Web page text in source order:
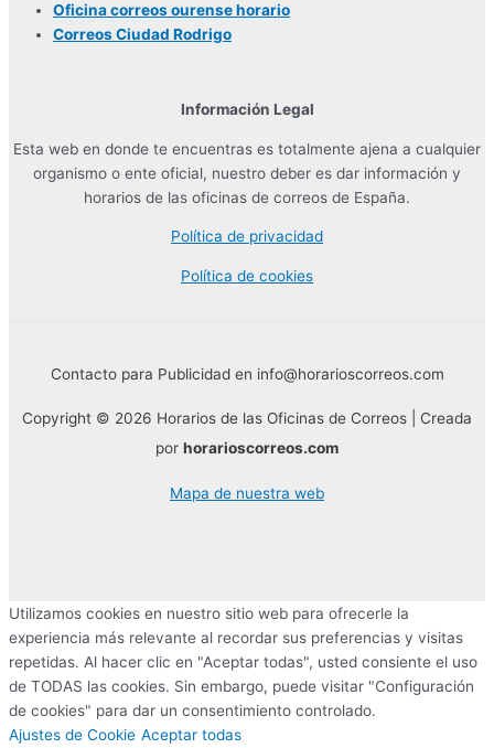
Oficina correos ourense horario
Correos Ciudad Rodrigo
Información Legal
Esta web en donde te encuentras es totalmente ajena a cualquier
organismo o ente oficial, nuestro deber es dar información y
horarios de las oficinas de correos de España.
Política de privacidad
Política de cookies
Contacto para Publicidad en info@horarioscorreos.com
Copyright © 2026 Horarios de las Oficinas de Correos | Creada
por horarioscorreos.com
Mapa de nuestra web
Utilizamos cookies en nuestro sitio web para ofrecerle la
experiencia más relevante al recordar sus preferencias y visitas
repetidas. Al hacer clic en "Aceptar todas", usted consiente el uso
de TODAS las cookies. Sin embargo, puede visitar "Configuración
de cookies" para dar un consentimiento controlado.
Ajustes de Cookie Aceptar todas